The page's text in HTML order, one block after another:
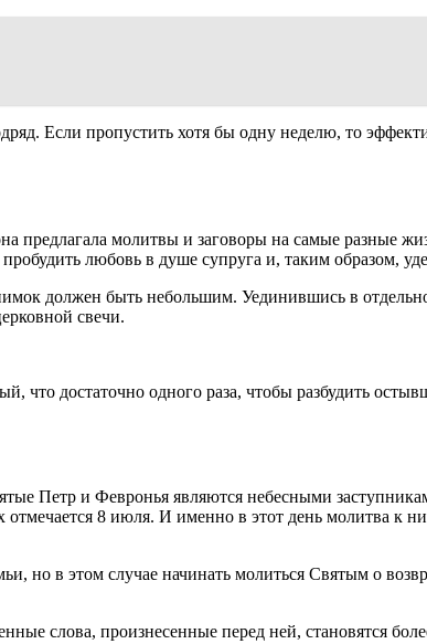
Если пропустить хотя бы одну неделю, то
предлагала молитвы и заговоры на самые разные
любовь в душе супруга и, таким образом,
должен быть небольшим. Уединившись в
свечи.
достаточно одного раза, чтобы разбудить
Петр и Февронья являются небесными
8 июля. И именно в этот день молитва к
но в этом случае начинать молиться Святым о
слова, произнесенные перед ней, становятся